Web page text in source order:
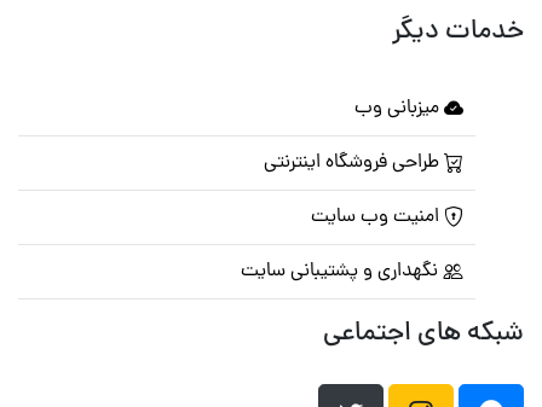
خدمات دیگر
میزبانی وب
طراحی فروشگاه اینترنتی
امنیت وب سایت
نگهداری و پشتیبانی سایت
شبکه های اجتماعی